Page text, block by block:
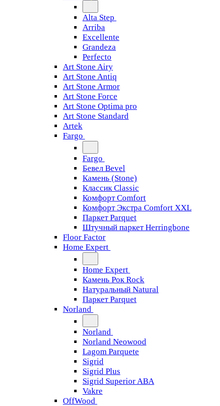
Alta Step
Arriba
Excellente
Grandeza
Perfecto
Art Stone Airy
Art Stone Antiq
Art Stone Armor
Art Stone Force
Art Stone Optima pro
Art Stone Standard
Artek
Fargo
Fargo
Бевел Bevel
Камень (Stone)
Классик Classic
Комфорт Comfort
Комфорт Экстра Comfort XXL
Паркет Parquet
Штучный паркет Herringbone
Floor Factor
Home Expert
Home Expert
Камень Рок Rock
Натуральный Natural
Паркет Parquet
Norland
Norland
Norland Neowood
Lagom Parquete
Sigrid
Sigrid Plus
Sigrid Superior ABA
Vakre
OffWood